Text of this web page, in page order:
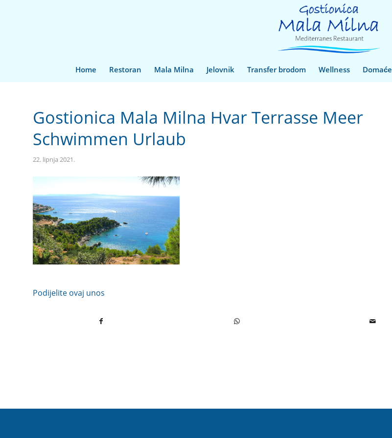
Home Restoran Mala Milna Jelovnik Transfer brodom Wellness Domaće
Gostionica Mala Milna Hvar Terrasse Meer
Schwimmen Urlaub
22. lipnja 2021.
Podijelite ovaj unos